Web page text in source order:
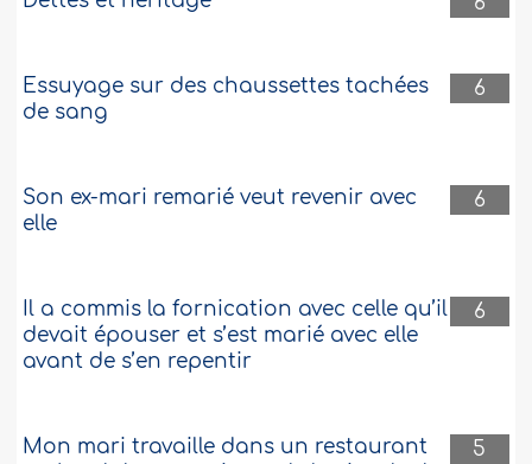
6
Essuyage sur des chaussettes tachées
de sang
6
Son ex-mari remarié veut revenir avec
elle
6
Il a commis la fornication avec celle qu’il
devait épouser et s’est marié avec elle
avant de s’en repentir
5
Mon mari travaille dans un restaurant